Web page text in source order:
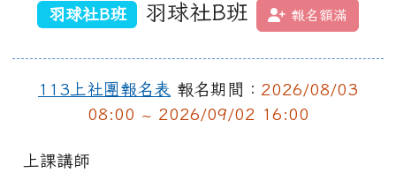
羽球社B班 羽球社B班 報名額滿
113上社團報名表 報名期間： 2026/08/03
08:00 ~ 2026/09/02 16:00
上課講師